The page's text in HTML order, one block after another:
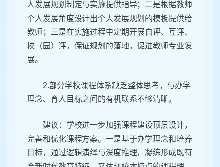
人发展规划制定与实施提供指导；二是根据教师
个人发展角度设计出个人发展规划的模板提供给
教师；三是在实施过程中定期开展自评、互评、
校（园）评，保证规划的落地，促进教师专业发
展。
2.部分学校课程体系缺乏整体思考，与办学
理念、育人目标之间的有机联系不够清晰。
建议：学校进一步加强课程建设顶层设计，
完善和优化课程方案。一是基于办学理念和培养
目标，通过逻辑演绎与深度推理，凝练形成既符